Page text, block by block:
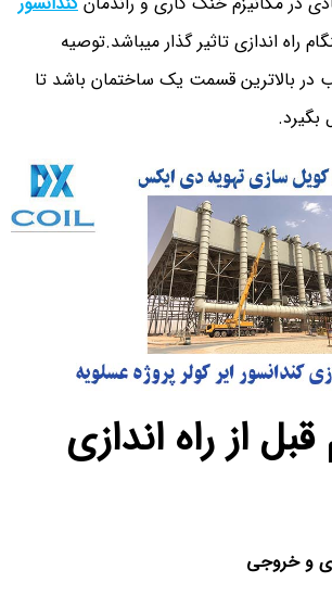
راه اندازی تاثیر گذار میباشد.توصیه
در بالاترین قسمت یک ساختمان باشد تا
از راه اندازی
و خروجی